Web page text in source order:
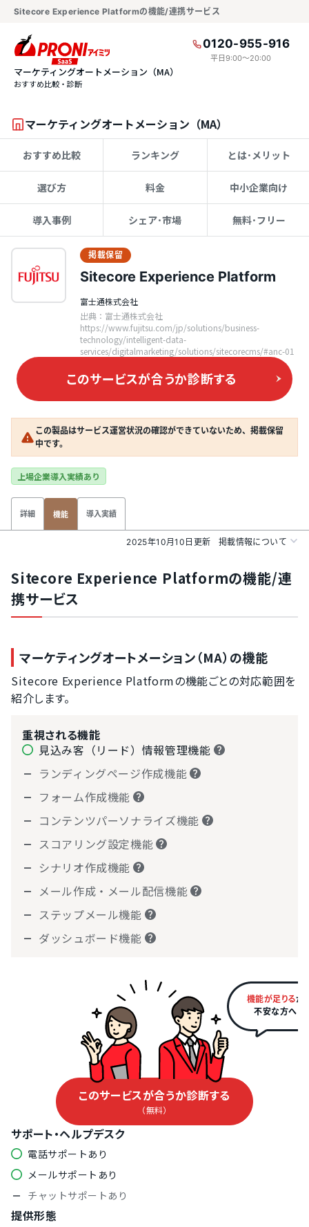
Sitecore Experience Platformの機能/連携サービス
0120-955-916
平日9:00〜20:00
マーケティングオートメーション（MA）
おすすめ比較・診断
マーケティングオートメーション（MA）
おすすめ比較 ランキング とは･メリット
選び方 料金 中小企業向け
導入事例 シェア･市場 無料･フリー
掲載保留
Sitecore Experience Platform
富士通株式会社
出典：富士通株式会社
https://www.fujitsu.com/jp/solutions/business-
technology/intelligent-data-
services/digitalmarketing/solutions/sitecorecms/#anc-01
このサービスが合うか診断する
この製品はサービス運営状況の確認ができていないため、掲載保留
中です。
上場企業導入実績あり
詳細 機能 導入実績
2025年10月10日更新 掲載情報について
Sitecore Experience Platformの機能/連
携サービス
マーケティングオートメーション（MA）の機能
Sitecore Experience Platformの機能ごとの対応範囲を
紹介します。
重視される機能
見込み客（リード）情報管理機能
ランディングページ作成機能
フォーム作成機能
コンテンツパーソナライズ機能
スコアリング設定機能
シナリオ作成機能
メール作成・メール配信機能
ステップメール機能
ダッシュボード機能
機能が足りるか
不安な方へ
このサービスが合うか診断する
（無料）
サポート・ヘルプデスク
電話サポートあり
メールサポートあり
チャットサポートあり
提供形態